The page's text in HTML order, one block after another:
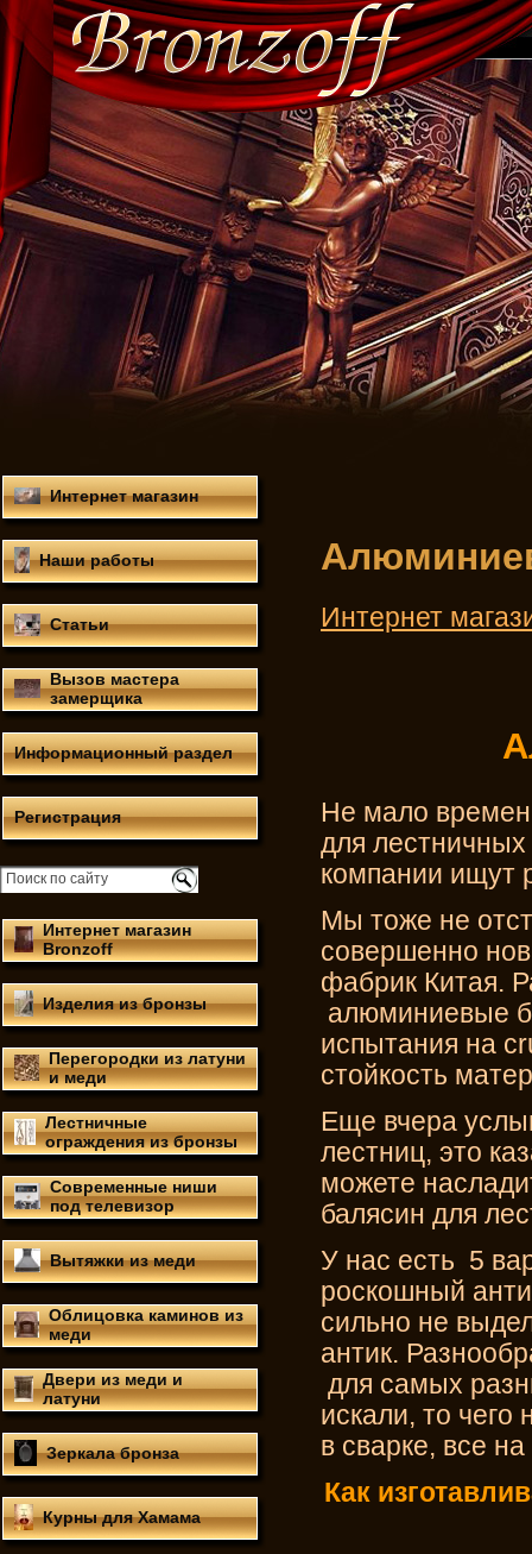
Интернет магазин
Наши работы
Статьи
Вызов мастера
замерщика
Информационный раздел
Регистрация
Интернет магазин
Bronzoff
Изделия из бронзы
Перегородки из латуни
и меди
Лестничные
ограждения из бронзы
Современные ниши
под телевизор
Вытяжки из меди
Облицовка каминов из
меди
Двери из меди и
латуни
Зеркала бронза
Курны для Хамама
Интернет
Не мало
для
компании ищут
Мы тоже не
совершенно
фабрик Китая.
алюминиевые
испытания на
стойкость
Еще вчера
лестниц, это
можете
балясин для
У нас есть 5
роскошный
сильно не
антик.
для самых
искали, то чего
в сварке, все
Как